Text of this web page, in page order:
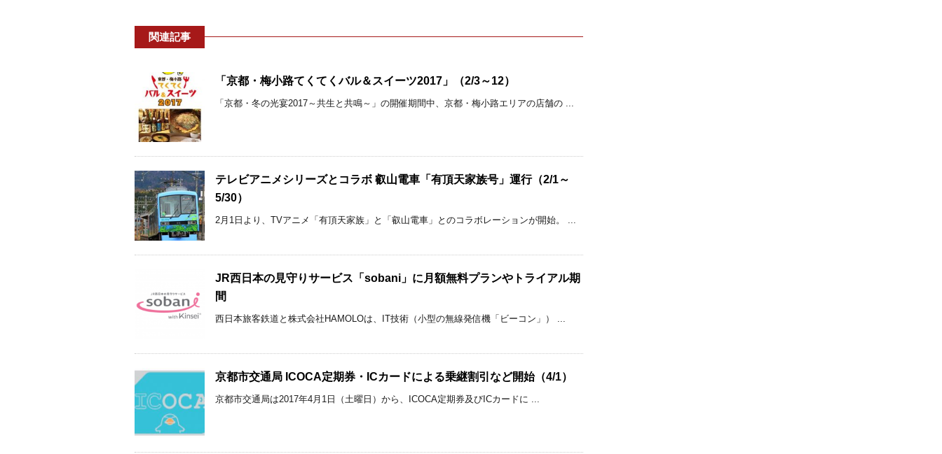
関連記事
「京都・梅小路てくてくバル＆スイーツ2017」（2/3～12）
「京都・冬の光宴2017～共生と共鳴～」の開催期間中、京都・梅小路エリアの店舗の ...
テレビアニメシリーズとコラボ 叡山電車「有頂天家族号」運行（2/1～
5/30）
2月1日より、TVアニメ「有頂天家族」と「叡山電車」とのコラボレーションが開始。 ...
JR西日本の見守りサービス「sobani」に月額無料プランやトライアル期
間
西日本旅客鉄道と株式会社HAMOLOは、IT技術（小型の無線発信機「ビーコン」） ...
京都市交通局 ICOCA定期券・ICカードによる乗継割引など開始（4/1）
京都市交通局は2017年4月1日（土曜日）から、ICOCA定期券及びICカードに ...